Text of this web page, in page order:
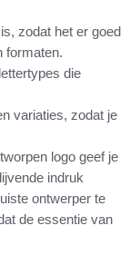
zodat het er goed
formaten.
die
variaties, zodat je
logo geef je
indruk
ontwerper te
de essentie van